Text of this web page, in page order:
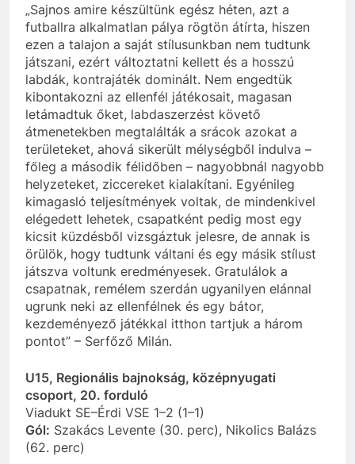
„Sajnos amire készültünk egész héten, azt a
futballra alkalmatlan pálya rögtön átírta, hiszen
ezen a talajon a saját stílusunkban nem tudtunk
játszani, ezért változtatni kellett és a hosszú
labdák, kontrajáték dominált. Nem engedtük
kibontakozni az ellenfél játékosait, magasan
letámadtuk őket, labdaszerzést követő
átmenetekben megtalálták a srácok azokat a
területeket, ahová sikerült mélységből indulva –
főleg a második félidőben – nagyobbnál nagyobb
helyzeteket, ziccereket kialakítani. Egyénileg
kimagasló teljesítmények voltak, de mindenkivel
elégedett lehetek, csapatként pedig most egy
kicsit küzdésből vizsgáztuk jelesre, de annak is
örülök, hogy tudtunk váltani és egy másik stílust
játszva voltunk eredményesek. Gratulálok a
csapatnak, remélem szerdán ugyanilyen elánnal
ugrunk neki az ellenfélnek és egy bátor,
kezdeményező játékkal itthon tartjuk a három
pontot” – Serfőző Milán.
U15, Regionális bajnokság, középnyugati
csoport, 20. forduló
Viadukt SE–Érdi VSE 1–2 (1–1)
Gól: Szakács Levente (30. perc), Nikolics Balázs
(62. perc)